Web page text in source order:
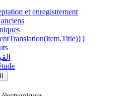
et enregistrement